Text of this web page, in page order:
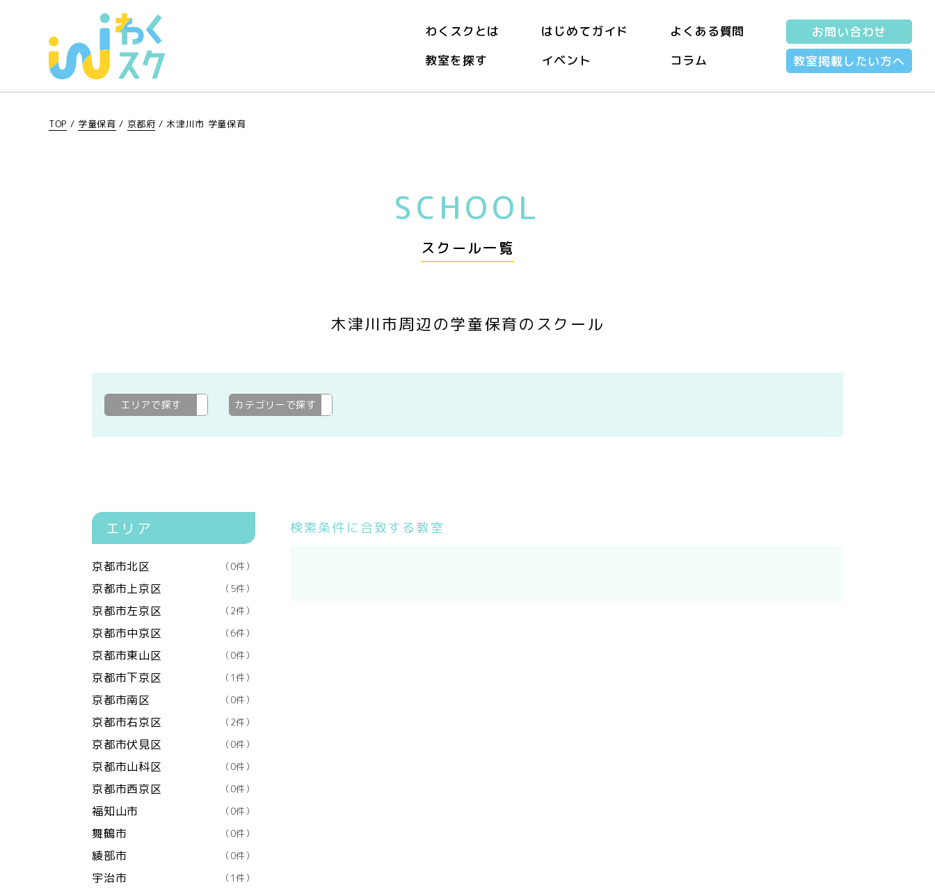
わくスクとは はじめてガイド
よくある質問
教室を探す
イベント コラム
お問い合わせ
教室掲載したい方へ
TOP / 学童保育 / 京都府 /木津川市 学童保育
SCHOOL
スクール一覧
木津川市周辺の学童保育のスクール
エリアで探す 木津川市カテゴリーで探す
エリア
京都市北区 （0件）
京都市上京区 （5件）
京都市左京区 （2件）
京都市中京区 （6件）
京都市東山区 （0件）
京都市下京区 （1件）
京都市南区 （0件）
京都市右京区 （2件）
京都市伏見区 （0件）
京都市山科区 （0件）
京都市西京区 （0件）
福知山市 （0件）
舞鶴市 （0件）
綾部市 （0件）
宇治市 （1件）
検索条件に合致する教室